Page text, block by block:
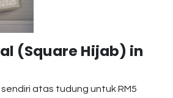
(Square Hijab) in
atas tudung untuk RM5